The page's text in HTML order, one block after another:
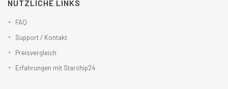
NÜTZLICHE LINKS
FAQ
Support / Kontakt
Preisvergleich
Erfahrungen mit Starship24